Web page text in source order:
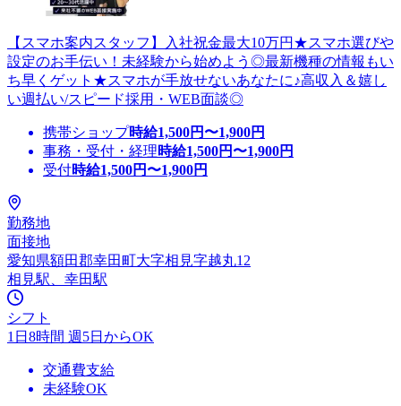
【スマホ案内スタッフ】入社祝金最大10万円★スマホ選びや
設定のお手伝い！未経験から始めよう◎最新機種の情報もい
ち早くゲット★スマホが手放せないあなたに♪高収入＆嬉し
い週払い/スピード採用・WEB面談◎
携帯ショップ時給1,500円〜1,900円
事務・受付・経理時給1,500円〜1,900円
受付時給1,500円〜1,900円
勤務地
面接地
愛知県額田郡幸田町大字相見字越丸12
相見駅、幸田駅
シフト
1日8時間 週5日からOK
交通費支給
未経験OK